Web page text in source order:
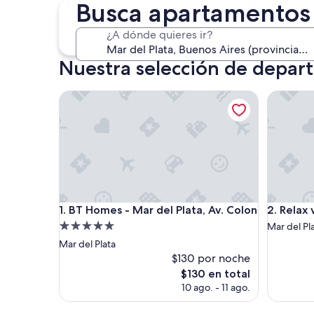
Busca
¿A dónde quieres ir?
Nuestra selección de
1. BT Homes - Mar del Plata, Av. Colon
BT Homes - Mar del Plata, Av. Colon
Propiedad
de
Mar del Plata
$130 por noche
El
precio
$130 en total
10 ago. - 11 ago.
BT Homes - Mar del Plata, Av. Colon
2. Relax
Relax
Mar del
Relax